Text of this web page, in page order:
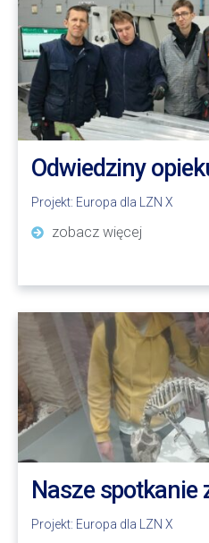
Odwiedziny
Projekt: Europa dla LZN X
zobacz więcej
Nasze spotkanie
Projekt: Europa dla LZN X